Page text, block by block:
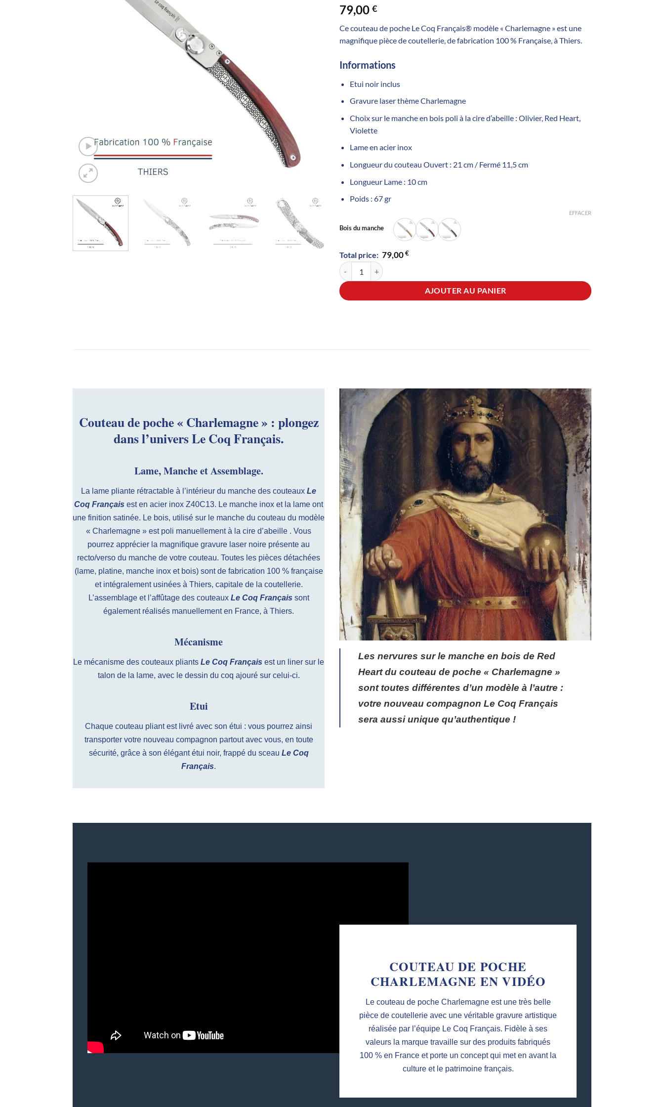
79,00 €
Ce couteau de poche Le Coq Français® modèle « Charlemagne » est une
magnifique pièce de coutellerie, de fabrication 100 % Française, à Thiers.
Informations
Etui noir inclus
Gravure laser thème Charlemagne
Choix sur le manche en bois poli à la cire d’abeille : Olivier, Red Heart,
Violette
Lame en acier inox
Longueur du couteau Ouvert : 21 cm / Fermé 11,5 cm
Longueur Lame : 10 cm
Poids : 67 gr
Bois du manche
EFFACER
Total price: 79,00€
quantité de Le coq original Charlemagne - avec son étui
AJOUTER AU PANIER
Couteau de poche « Charlemagne » : plongez
dans l’univers Le Coq Français.
Lame, Manche et Assemblage.
La lame pliante rétractable à l’intérieur du manche des couteaux Le
Coq Français est en acier inox Z40C13. Le manche inox et la lame ont
une finition satinée. Le bois, utilisé sur le manche du couteau du modèle
« Charlemagne » est poli manuellement à la cire d’abeille . Vous
pourrez apprécier la magnifique gravure laser noire présente au
recto/verso du manche de votre couteau. Toutes les pièces détachées
(lame, platine, manche inox et bois) sont de fabrication 100 % française
et intégralement usinées à Thiers, capitale de la coutellerie.
L’assemblage et l’affûtage des couteaux Le Coq Français sont
également réalisés manuellement en France, à Thiers.
Mécanisme
Le mécanisme des couteaux pliants Le Coq Français est un liner sur le
talon de la lame, avec le dessin du coq ajouré sur celui-ci.
Etui
Chaque couteau pliant est livré avec son étui : vous pourrez ainsi
transporter votre nouveau compagnon partout avec vous, en toute
sécurité, grâce à son élégant étui noir, frappé du sceau Le Coq
Français.
Les nervures sur le manche en bois de Red
Heart du couteau de poche « Charlemagne »
sont toutes différentes d’un modèle à l’autre :
votre nouveau compagnon Le Coq Français
sera aussi unique qu’authentique !
COUTEAU DE POCHE
CHARLEMAGNE EN VIDÉO
Le couteau de poche Charlemagne est une très belle
pièce de coutellerie avec une véritable gravure artistique
réalisée par l’équipe Le Coq Français. Fidèle à ses
valeurs la marque travaille sur des produits fabriqués
100 % en France et porte un concept qui met en avant la
culture et le patrimoine français.